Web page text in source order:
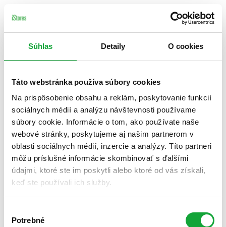
Súhlas Detaily O cookies
Táto webstránka používa súbory cookies
Na prispôsobenie obsahu a reklám, poskytovanie funkcií
sociálnych médií a analýzu návštevnosti používame
súbory cookie. Informácie o tom, ako používate naše
webové stránky, poskytujeme aj našim partnerom v
oblasti sociálnych médií, inzercie a analýzy. Títo partneri
môžu príslušné informácie skombinovať s ďalšími
údajmi, ktoré ste im poskytli alebo ktoré od vás získali,
keď ste používali ich služby.
súhlasu
Potrebné